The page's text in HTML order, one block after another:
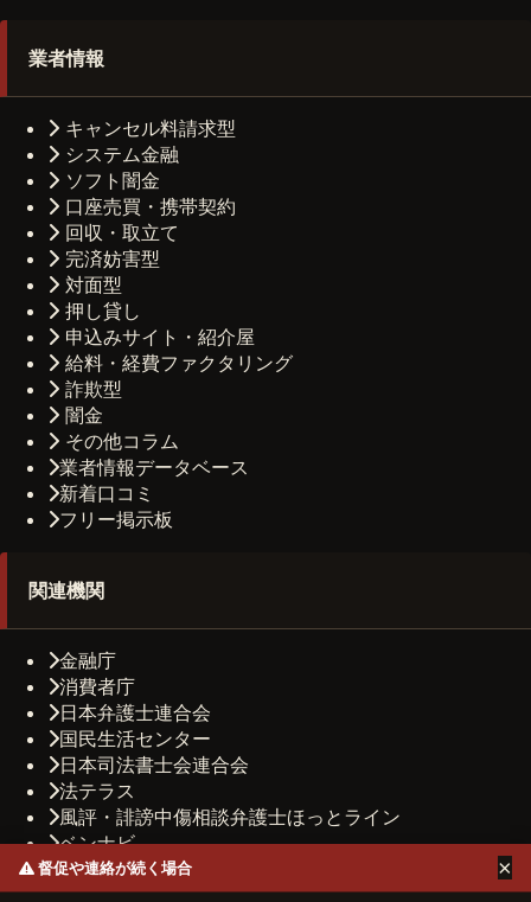
業者情報
キャンセル料請求型
システム金融
ソフト闇金
口座売買・携帯契約
回収・取立て
完済妨害型
対面型
押し貸し
申込みサイト・紹介屋
給料・経費ファクタリング
詐欺型
闇金
その他コラム
業者情報データベース
新着口コミ
フリー掲示板
関連機関
金融庁
消費者庁
日本弁護士連合会
国民生活センター
日本司法書士会連合会
法テラス
風評・誹謗中傷相談弁護士ほっとライン
ベンナビ
司法書士法人しもひがし法務事務所
督促や連絡が続く場合 ×